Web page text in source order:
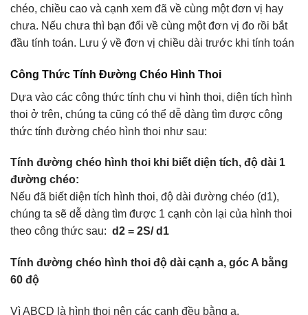
chéo, chiều cao và cạnh xem đã về cùng một đơn vị hay
chưa. Nếu chưa thì bạn đổi về cùng một đơn vị đo rồi bắt
đầu tính toán. Lưu ý về đơn vị chiều dài trước khi tính toán
Công Thức Tính Đường Chéo Hình Thoi
Dựa vào các công thức tính chu vi hình thoi, diện tích hình
thoi ở trên, chúng ta cũng có thể dễ dàng tìm được công
thức tính đường chéo hình thoi như sau:
Tính đường chéo hình thoi khi biết diện tích, độ dài 1
đường chéo:
Nếu đã biết diện tích hình thoi, độ dài đường chéo (d1),
chúng ta sẽ dễ dàng tìm được 1 cạnh còn lại của hình thoi
theo công thức sau: d2 = 2S/ d1
Tính đường chéo hình thoi độ dài cạnh a, góc A bằng
60 độ
Vì ABCD là hình thoi nên các cạnh đều bằng a.